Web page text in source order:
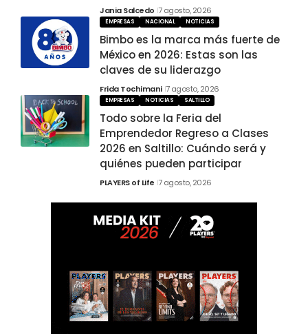
Jania Salcedo 7 agosto, 2026
EMPRESAS NACIONAL NOTICIAS
Bimbo es la marca más fuerte de
México en 2026: Estas son las
claves de su liderazgo
Frida Tochimani 7 agosto, 2026
EMPRESAS NOTICIAS SALTILLO
Todo sobre la Feria del
Emprendedor Regreso a Clases
2026 en Saltillo: Cuándo será y
quiénes pueden participar
PLAYERS of Life 7 agosto, 2026